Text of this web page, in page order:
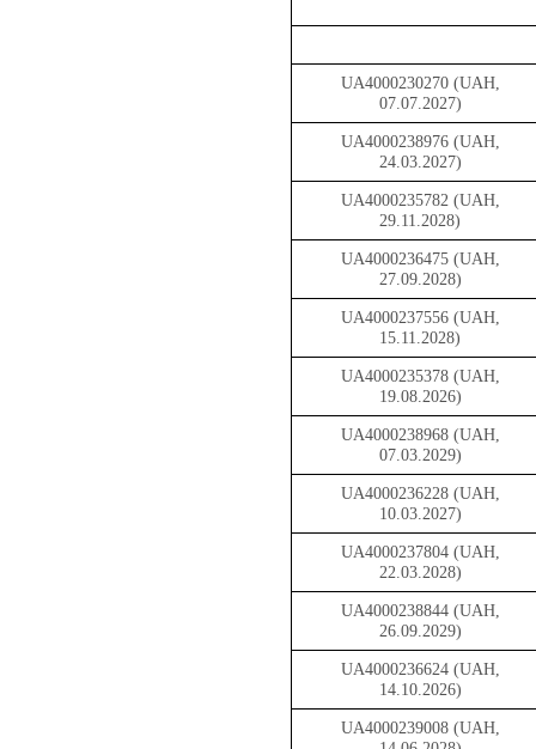
UA4000230270 (UAH,
07.07.2027)
UA4000238976 (UAH,
24.03.2027)
UA4000235782 (UAH,
29.11.2028)
UA4000236475 (UAH,
27.09.2028)
UA4000237556 (UAH,
15.11.2028)
UA4000235378 (UAH,
19.08.2026)
UA4000238968 (UAH,
07.03.2029)
UA4000236228 (UAH,
10.03.2027)
UA4000237804 (UAH,
22.03.2028)
UA4000238844 (UAH,
26.09.2029)
UA4000236624 (UAH,
14.10.2026)
UA4000239008 (UAH,